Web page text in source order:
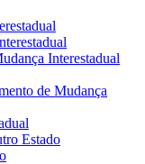
Interestadual
de Mudança
Estado